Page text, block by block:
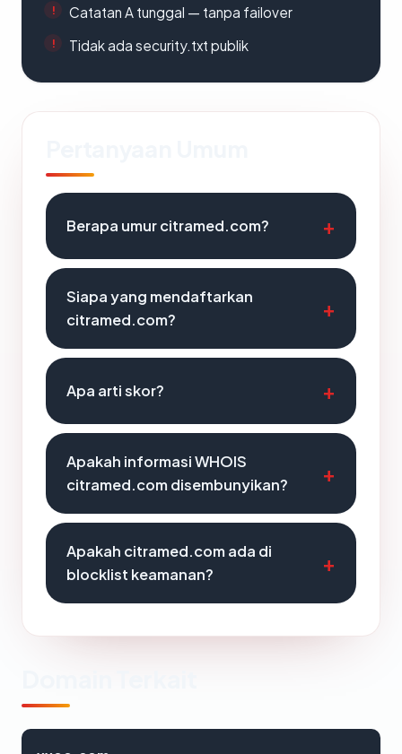
Catatan A tunggal — tanpa failover
Tidak ada security.txt publik
Berapa umur citramed.com?
Siapa yang mendaftarkan
citramed.com?
Apa arti skor?
Apakah informasi WHOIS
citramed.com disembunyikan?
Apakah citramed.com ada di
blocklist keamanan?